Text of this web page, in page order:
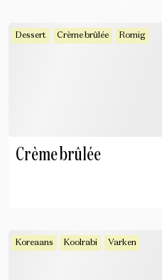
Dessert Crème brûlée Romig
Crème brûlée
Koreaans Koolrabi Varken